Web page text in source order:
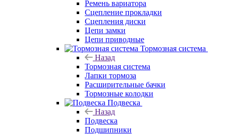
Ремень вариатора
Сцепление прокладки
Сцепления диски
Цепи замки
Цепи приводные
Тормозная система
Назад
Тормозная система
Лапки тормоза
Расширительные бачки
Тормозные колодки
Подвеска
Назад
Подвеска
Подшипники